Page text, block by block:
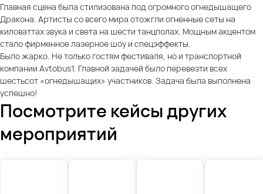
Главная сцена была стилизована под огромного огнедышащего
Дракона. Артисты со всего мира отожгли огненные сеты на
киловаттах звука и света на шести танцполах. Мощным акцентом
стало фирменное лазерное шоу и спецэффекты.
Было жарко. Не только гостям фестиваля, но и транспортной
компании Avtobus1. Главной задачей было перевезти всех
шестьсот «огнедышащих» участников. Задача была выполнена
успешно!
Посмотрите кейсы других
мероприятий